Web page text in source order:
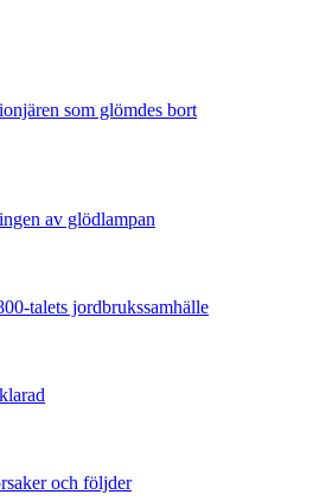
som glömdes bort
av glödlampan
talets jordbrukssamhälle
och följder